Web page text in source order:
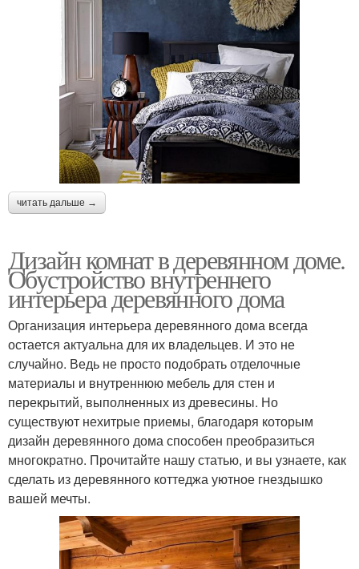
читать дальше →
Дизайн комнат в деревянном доме.
Обустройство внутреннего
интерьера деревянного дома
Организация интерьера деревянного дома всегда
остается актуальна для их владельцев. И это не
случайно. Ведь не просто подобрать отделочные
материалы и внутреннюю мебель для стен и
перекрытий, выполненных из древесины. Но
существуют нехитрые приемы, благодаря которым
дизайн деревянного дома способен преобразиться
многократно. Прочитайте нашу статью, и вы узнаете, как
сделать из деревянного коттеджа уютное гнездышко
вашей мечты.